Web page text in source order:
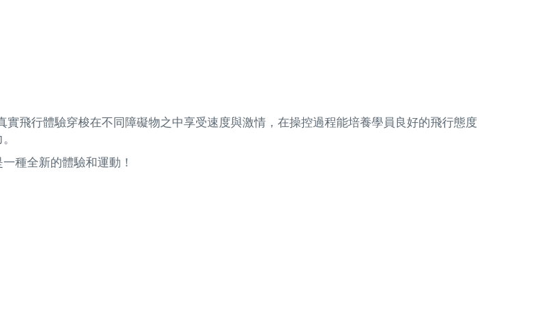
實飛行體驗穿梭在不同障礙物之中享受速度與激情，在操控過程能培養學員良好的飛行態度
種全新的體驗和運動！